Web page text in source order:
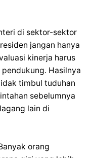
di sektor-sektor
jangan hanya
kinerja harus
Hasilnya
timbul tuduhan
sebelumnya
lain di
orang